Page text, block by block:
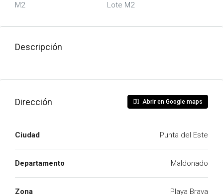
M2 Lote M2
Descripción
Dirección Abrir en Google maps
Ciudad Punta del Este
Departamento Maldonado
Zona Playa Brava